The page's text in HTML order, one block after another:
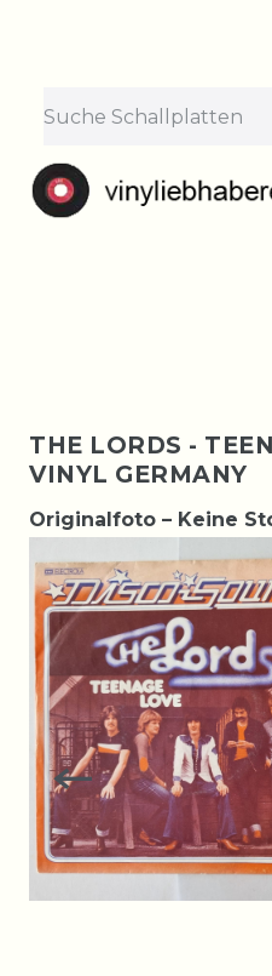
Bestellungen
der Versand startet
THE LORDS -
VINYL GERMANY
Originalfoto – Keine